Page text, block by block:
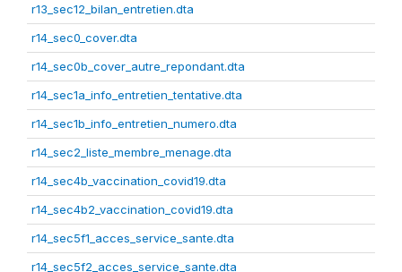
r13_sec12_bilan_entretien.dta
r14_sec0_cover.dta
r14_sec0b_cover_autre_repondant.dta
r14_sec1a_info_entretien_tentative.dta
r14_sec1b_info_entretien_numero.dta
r14_sec2_liste_membre_menage.dta
r14_sec4b_vaccination_covid19.dta
r14_sec4b2_vaccination_covid19.dta
r14_sec5f1_acces_service_sante.dta
r14_sec5f2_acces_service_sante.dta